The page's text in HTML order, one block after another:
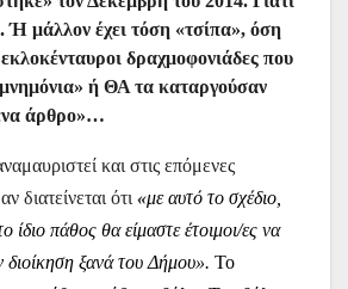
Ή μάλλον έχει τόση «τσίπα», όση
δραχμοφονιάδες που
ή ΘΑ τα καταργούσαν
άρθρο»…
και στις επόμενες
διατείνεται ότι «με αυτό το σχέδιο,
ίδιο πάθος θα είμαστε έτοιμοι/ες να
διοίκηση ξανά του Δήμου». Το